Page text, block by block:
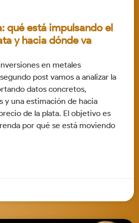
qué está impulsando el
y hacia dónde va
en metales
post vamos a analizar la
datos concretos,
y una estimación de hacia
de la plata. El objetivo es
por qué se está moviendo